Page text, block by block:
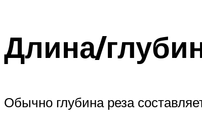
Длина/
Обычно глубина реза